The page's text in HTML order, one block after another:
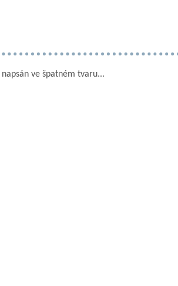
ve špatném tvaru...